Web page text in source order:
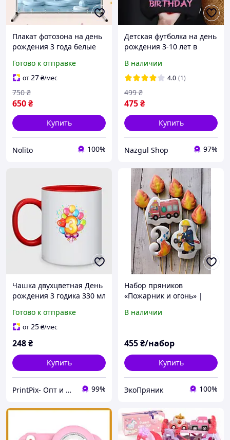
Плакат фотозона на день
рождения 3 года белые
120х120 см, №43071
Готово к отправке
от27₴/мес
650₴
750 ₴
Купить
Nolito 100%
Детская футболка на день
рождения 3-10 лет в
В наличии
4.0 (1)
475₴
499 ₴
Купить
Nazgul Shop 97%
Чашка двухцветная День
рождения 3 годика 330 мл
Готово к отправке
от25₴/мес
248₴
Купить
PrintPix- Опт и Розница 99%
Набор пряников
«Пожарник и огонь» |
В наличии
455₴/набор
Купить
ЭкоПряник 100%